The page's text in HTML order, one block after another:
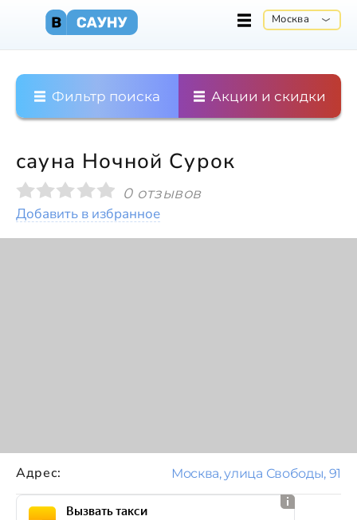
Москва
Фильтр поиска Акции и скидки
сауна Ночной Сурок
0 отзывов
Добавить в избранное
Адрес: Москва, улица Свободы, 91
Вызвать такси